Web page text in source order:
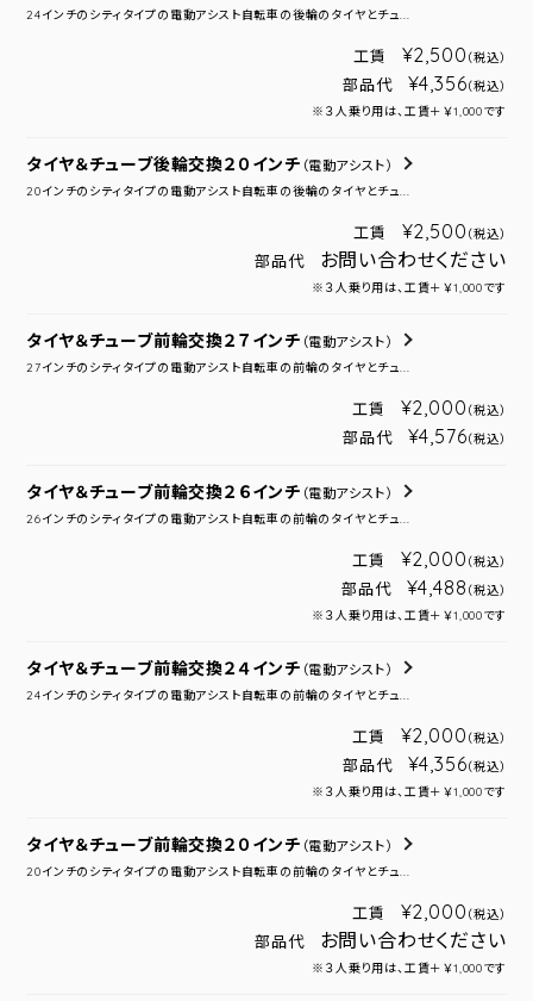
24インチのシティタイプの電動アシスト自転車の後輪のタイヤとチュ...
工賃 ¥2,500 （税込）
部品代 ¥4,356（税込）
※３人乗り用は、工賃＋￥1,000です
タイヤ＆チューブ後輪交換２０インチ （電動アシスト）
20インチのシティタイプの電動アシスト自転車の後輪のタイヤとチュ...
工賃 ¥2,500 （税込）
部品代 お問い合わせください
※３人乗り用は、工賃＋￥1,000です
タイヤ＆チューブ前輪交換２７インチ （電動アシスト）
27インチのシティタイプの電動アシスト自転車の前輪のタイヤとチュ...
工賃 ¥2,000 （税込）
部品代 ¥4,576（税込）
タイヤ＆チューブ前輪交換２６インチ （電動アシスト）
26インチのシティタイプの電動アシスト自転車の前輪のタイヤとチュ...
工賃 ¥2,000 （税込）
部品代 ¥4,488 （税込）
※３人乗り用は、工賃＋￥1,000です
タイヤ＆チューブ前輪交換２４インチ （電動アシスト）
24インチのシティタイプの電動アシスト自転車の前輪のタイヤとチュ...
工賃 ¥2,000 （税込）
部品代 ¥4,356（税込）
※３人乗り用は、工賃＋￥1,000です
タイヤ＆チューブ前輪交換２０インチ （電動アシスト）
20インチのシティタイプの電動アシスト自転車の前輪のタイヤとチュ...
工賃 ¥2,000 （税込）
部品代 お問い合わせください
※３人乗り用は、工賃＋￥1,000です